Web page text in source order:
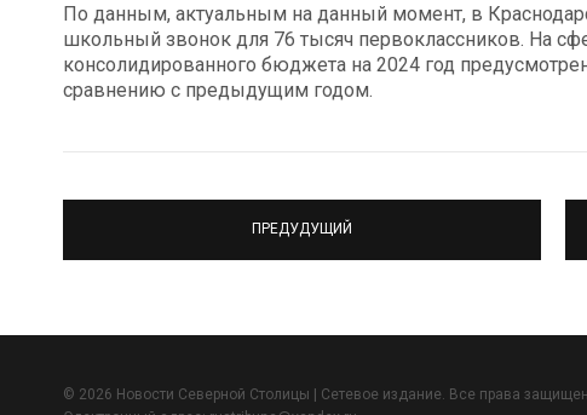
По данным, актуальным на данный момент, в
школьный звонок для 76 тысяч первоклассников. На
консолидированного бюджета на 2024 год
сравнению с предыдущим годом.
ПРЕДУДУЩИЙ
© 2026 Новости Северной Столицы | Сетевое издание. Все права